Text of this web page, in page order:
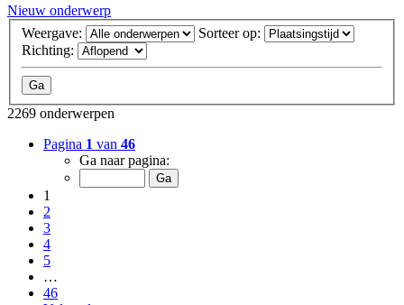
Nieuw onderwerp
Weergave:
Sorteer op:
Richting:
2269 onderwerpen
Pagina 1 van 46
Ga naar pagina:
1
2
3
4
5
…
46